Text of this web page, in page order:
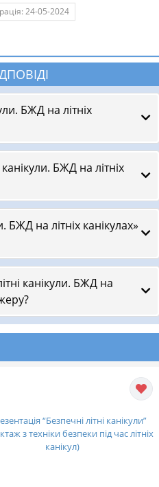
24-05-2024
БЖД на літніх
БЖД на літніх
БЖД на літніх канікулах»
канікули. БЖД на